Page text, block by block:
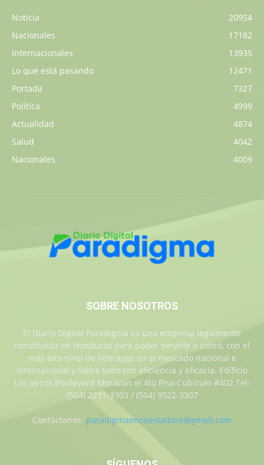
Noticia
20954
Nacionales
17182
Internacionales
13935
Lo que está pasando
12471
Portada
7327
Política
4999
Actualidad
4874
Salud
4042
Nacionales
4009
SOBRE NOSOTROS
El Diario Digital Paradigma es una empresa legalmente
constituida en Honduras para poder servirle a usted, con el
más alto nivel de liderazgo en el mercado nacional e
internacional y sobre todo con eficiencia y eficacia. Edificio
Los Jarros Boulevard Morazan el 4to Piso Cubiculo #402 Tel:
(504) 2231-3303 / (504) 9522-3307
Contáctanos: paradigmaencuestadora@gmail.com